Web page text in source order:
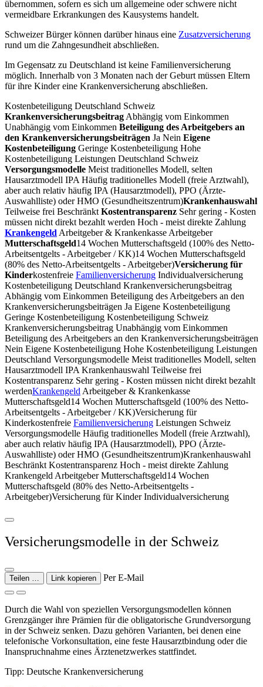
übernommen, sofern es sich um allgemeine oder schwere nicht
vermeidbare Erkrankungen des Kausystems handelt.
Schweizer Bürger können darüber hinaus eine Zusatzversicherung
rund um die Zahngesundheit abschließen.
Im Gegensatz zu Deutschland ist keine Familienversicherung
möglich. Innerhalb von 3 Monaten nach der Geburt müssen Eltern
für ihre Kinder eine Krankenversicherung abschließen.
Kostenbeteiligung Deutschland Schweiz
Krankenversicherungsbeitrag Abhängig vom Einkommen
Unabhängig vom Einkommen Beteiligung des Arbeitgebers an
den Krankenversicherungs­beiträgen Ja Nein Eigene
Kostenbeteiligung Geringe Kostenbeteiligung Hohe
Kostenbeteiligung Leistungen Deutschland Schweiz
Versorgungsmodelle Meist traditionelles Modell, selten
Hausarztmodell IPA Häufig traditionelles Modell (freie Arztwahl),
aber auch relativ häufig IPA (Hausarztmodell), PPO (Ärzte-
Auswahlliste) oder HMO (Gesundheitszentrum)Krankenhauswahl
Teilweise frei Beschränkt Kostentransparenz Sehr gering - Kosten
müssen nicht direkt bezahlt werden Hoch - meist direkte Zahlung
Krankengeld Arbeitgeber & Krankenkasse Arbeitgeber
Mutterschaftsgeld14 Wochen Mutterschaftsgeld (100% des Netto-
Arbeitsentgelts - Arbeitgeber / KK)14 Wochen Mutterschaftsgeld
(80% des Netto-Arbeitsentgelts - Arbeitgeber)Versicherung für
Kinderkostenfreie Familienversicherung Individualversicherung
Kostenbeteiligung Deutschland Krankenversicherungsbeitrag
Abhängig vom Einkommen Beteiligung des Arbeitgebers an den
Krankenversicherungs­beiträgen Ja Eigene Kostenbeteiligung
Geringe Kostenbeteiligung Kostenbeteiligung Schweiz
Krankenversicherungsbeitrag Unabhängig vom Einkommen
Beteiligung des Arbeitgebers an den Krankenversicherungs­beiträgen
Nein Eigene Kostenbeteiligung Hohe Kostenbeteiligung Leistungen
Deutschland Versorgungsmodelle Meist traditionelles Modell, selten
Hausarztmodell IPA Krankenhauswahl Teilweise frei
Kostentransparenz Sehr gering - Kosten müssen nicht direkt bezahlt
werdenKrankengeld Arbeitgeber & Krankenkasse
Mutterschaftsgeld14 Wochen Mutterschaftsgeld (100% des Netto-
Arbeitsentgelts - Arbeitgeber / KK)Versicherung für
Kinderkostenfreie Familienversicherung Leistungen Schweiz
Versorgungsmodelle Häufig traditionelles Modell (freie Arztwahl),
aber auch relativ häufig IPA (Hausarztmodell), PPO (Ärzte-
Auswahlliste) oder HMO (Gesundheitszentrum)Krankenhauswahl
Beschränkt Kostentransparenz Hoch - meist direkte Zahlung
Krankengeld Arbeitgeber Mutterschaftsgeld14 Wochen
Mutterschaftsgeld (80% des Netto-Arbeitsentgelts -
Arbeitgeber)Versicherung für Kinder Individualversicherung
Versicherungsmodelle in der Schweiz
Teilen … Link kopieren Per E-Mail
Durch die Wahl von speziellen Versorgungsmodellen können
Grenzgänger ihre Prämien für die obligatorische Grundversorgung
in der Schweiz senken. Dazu gehören Varianten, bei denen eine
telefonische Vorkonsultation, eine feste Hausarztbindung oder die
Inanspruchnahme eines Ärztenetzwerkes stattfindet.
Tipp: Deutsche Krankenversicherung